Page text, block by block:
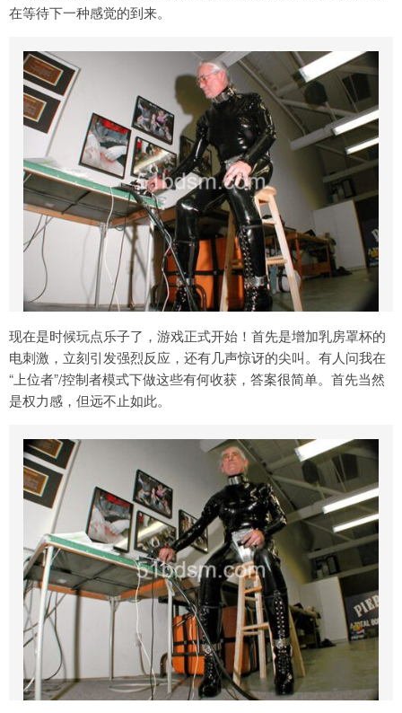
在等待下一种感觉的到来。
现在是时候玩点乐子了，游戏正式开始！首先是增加乳房罩杯的
电刺激，立刻引发强烈反应，还有几声惊讶的尖叫。有人问我在
“上位者”/控制者模式下做这些有何收获，答案很简单。首先当然
是权力感，但远不止如此。